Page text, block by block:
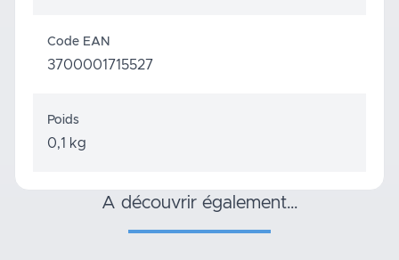
Code EAN
3700001715527
Poids
0,1 kg
a découvrir également…